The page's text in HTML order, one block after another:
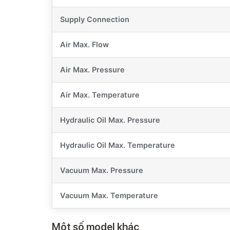
Supply Connection
Air Max. Flow
Air Max. Pressure
Air Max. Temperature
Hydraulic Oil Max. Pressure
Hydraulic Oil Max. Temperature
Vacuum Max. Pressure
Vacuum Max. Temperature
Một số model khác